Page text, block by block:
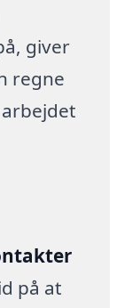
giver
regne
på at